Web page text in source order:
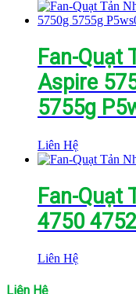
Fan-Quạt
Aspire
5755g
Liên Hệ
Fan-Quạt
4750 4752
Liên Hệ
Liên Hệ